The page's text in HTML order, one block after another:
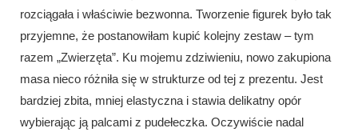
rozciągała i właściwie bezwonna. Tworzenie figurek było tak
przyjemne, że postanowiłam kupić kolejny zestaw – tym
razem „Zwierzęta”. Ku mojemu zdziwieniu, nowo zakupiona
masa nieco różniła się w strukturze od tej z prezentu. Jest
bardziej zbita, mniej elastyczna i stawia delikatny opór
wybierając ją palcami z pudełeczka. Oczywiście nadal